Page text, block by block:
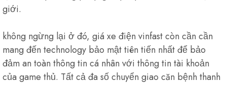
giới.
không ngừng lại ở đó, giá xe điện vinfast còn cần cần
mang đến technology bảo mật tiên tiến nhất để bảo
đảm an toàn thông tin cá nhân với thông tin tài khoản
của game thủ. Tất cả đa số chuyển giao căn bệnh thanh